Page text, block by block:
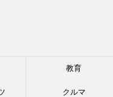
教育
クルマ